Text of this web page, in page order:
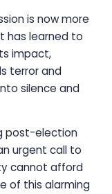
is now more
has learned to
impact,
terror and
silence and
post-election
urgent call to
cannot afford
of this alarming